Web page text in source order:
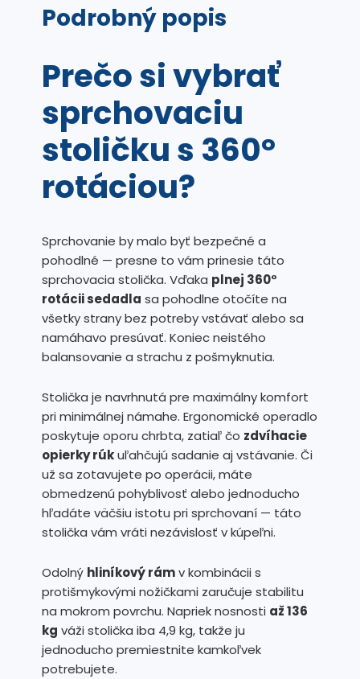
Podrobný popis
Prečo si vybrať
sprchovaciu
stoličku s 360°
rotáciou?
Sprchovanie by malo byť bezpečné a
pohodlné — presne to vám prinesie táto
sprchovacia stolička. Vďaka plnej 360°
rotácii sedadla sa pohodlne otočíte na
všetky strany bez potreby vstávať alebo sa
namáhavo presúvať. Koniec neistého
balansovanie a strachu z pošmyknutia.
Stolička je navrhnutá pre maximálny komfort
pri minimálnej námahe. Ergonomické operadlo
poskytuje oporu chrbta, zatiaľ čo zdvíhacie
opierky rúkuľahčujú sadanie aj vstávanie. Či
už sa zotavujete po operácii, máte
obmedzenú pohyblivosť alebo jednoducho
hľadáte väčšiu istotu pri sprchovaní — táto
stolička vám vráti nezávislosť v kúpeľni.
Odolný hliníkový rámv kombinácii s
protišmykovými nožičkami zaručuje stabilitu
na mokrom povrchu. Napriek nosnosti až 136
kg váži stolička iba 4,9 kg, takže ju
jednoducho premiestnite kamkoľvek
potrebujete.